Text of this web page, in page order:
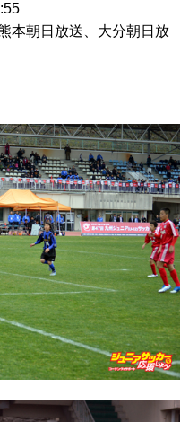
本朝日放送、大分朝日放